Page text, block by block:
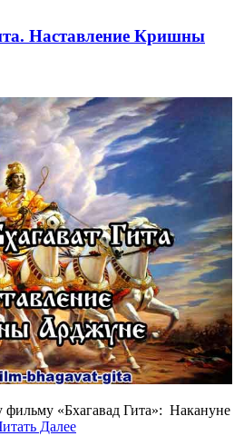
Наставление Кришны
«Бхагавад Гита»: Накануне
Далее